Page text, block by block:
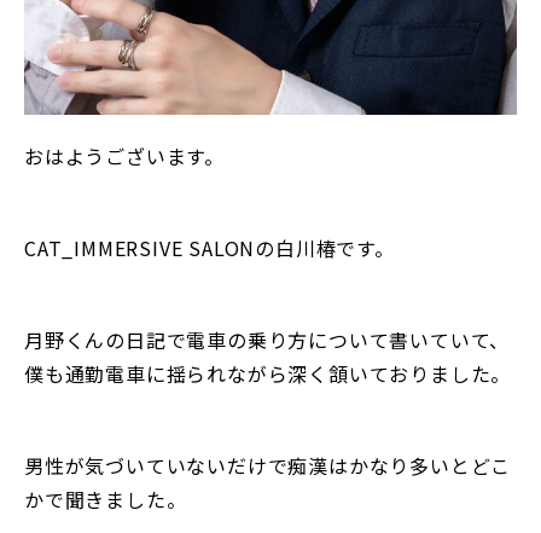
おはようございます。
CAT_IMMERSIVE SALONの白川椿です。
月野くんの日記で電車の乗り方について書いていて、
僕も通勤電車に揺られながら深く頷いておりました。
男性が気づいていないだけで痴漢はかなり多いとどこ
かで聞きました。